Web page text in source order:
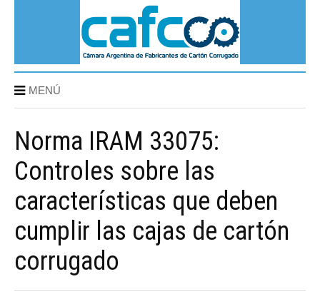
MENÚ
Norma IRAM 33075:
Controles sobre las
características que deben
cumplir las cajas de cartón
corrugado